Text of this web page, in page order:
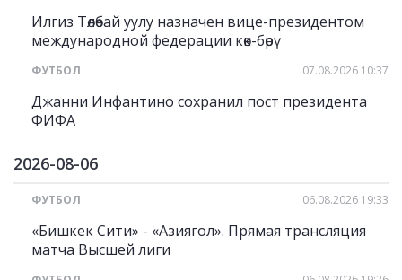
Илгиз Төлөбай уулу назначен вице-президентом
международной федерации көк-бөрү
ФУТБОЛ 07.08.2026 10:37
Джанни Инфантино сохранил пост президента
ФИФА
2026-08-06
ФУТБОЛ 06.08.2026 19:33
«Бишкек Сити» - «Азиягол». Прямая трансляция
матча Высшей лиги